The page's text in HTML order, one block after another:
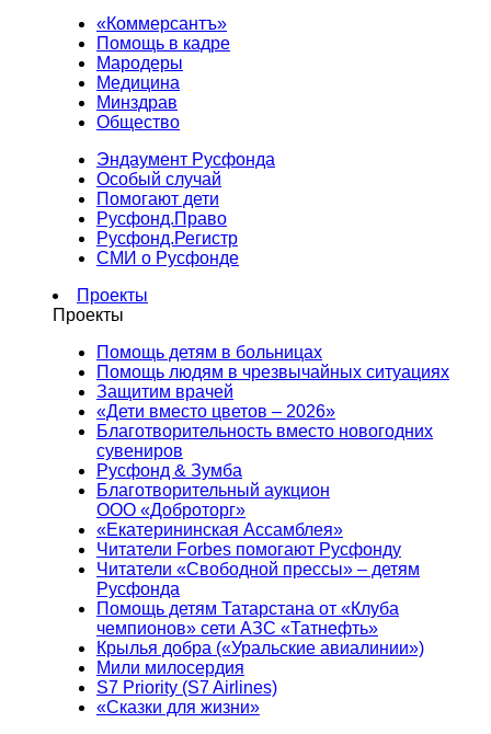
«Коммерсантъ»
Помощь в кадре
Мародеры
Медицина
Минздрав
Общество
Эндаумент Русфонда
Особый случай
Помогают дети
Русфонд.Право
Русфонд.Регистр
СМИ о Русфонде
Проекты
Проекты
Помощь детям в больницах
Помощь людям в чрезвычайных ситуациях
Защитим врачей
«Дети вместо цветов – 2026»
Благотворительность вместо новогодних
сувениров
Русфонд & Зумба
Благотворительный аукцион
ООО «Доброторг»
«Екатерининская Ассамблея»
Читатели Forbes помогают Русфонду
Читатели «Свободной прессы» – детям
Русфонда
Помощь детям Татарстана от «Клуба
чемпионов» сети АЗС «Татнефть»
Крылья добра («Уральские авиалинии»)
Мили милосердия
S7 Priority (S7 Airlines)
«Сказки для жизни»